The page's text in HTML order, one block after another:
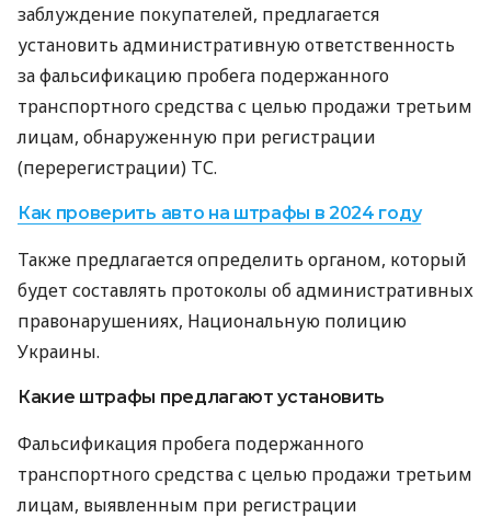
заблуждение покупателей, предлагается
установить административную ответственность
за фальсификацию пробега подержанного
транспортного средства с целью продажи третьим
лицам, обнаруженную при регистрации
(перерегистрации) ТС.
Как проверить авто на штрафы в 2024 году
Также предлагается определить органом, который
будет составлять протоколы об административных
правонарушениях, Национальную полицию
Украины.
Какие штрафы предлагают установить
Фальсификация пробега подержанного
транспортного средства с целью продажи третьим
лицам, выявленным при регистрации